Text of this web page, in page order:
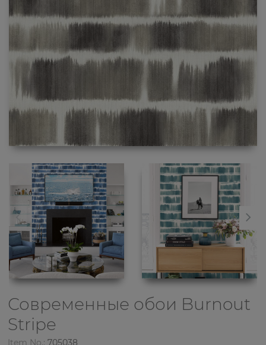
Современные обои Burnout
Stripe
Item No.: 705038